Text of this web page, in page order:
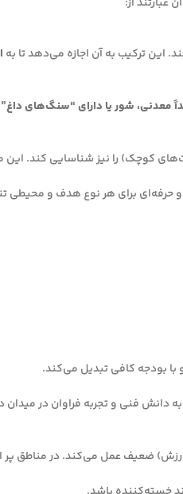
این ترکیب به آن اجازه می‌دهد تا به
معدنی، شور یا دارای “سنگ‌های داغ”
به دانش فنی و تجربه فراوان در